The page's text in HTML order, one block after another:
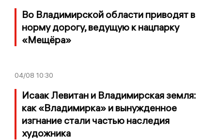
Во Владимирской области приводят в
норму дорогу, ведущую к нацпарку
«Мещёра»
04/08 10:30
Исаак Левитан и Владимирская земля:
как «Владимирка» и вынужденное
изгнание стали частью наследия
художника